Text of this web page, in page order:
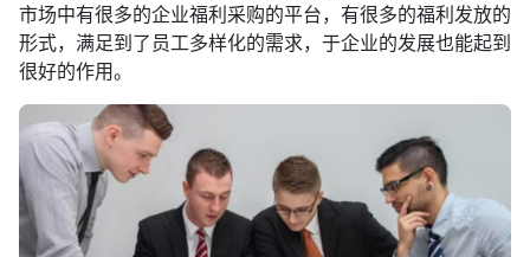
市场中有很多的企业福利采购的平台，有很多的福利发放的
形式，满足到了员工多样化的需求，于企业的发展也能起到
很好的作用。